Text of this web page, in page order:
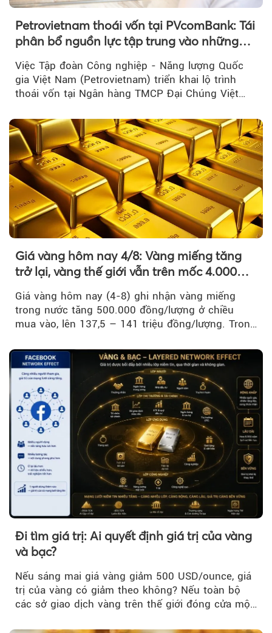
Petrovietnam thoái vốn tại PVcomBank: Tái
phân bổ nguồn lực tập trung vào những
Việc Tập đoàn Công nghiệp - Năng lượng Quốc
gia Việt Nam (Petrovietnam) triển khai lộ trình
thoái vốn tại Ngân hàng TMCP Đại Chúng Việt
Giá vàng hôm nay 4/8: Vàng miếng tăng
trở lại, vàng thế giới vẫn trên mốc 4.000
Giá vàng hôm nay (4-8) ghi nhận vàng miếng
trong nước tăng 500.000 đồng/lượng ở chiều
mua vào, lên 137,5 – 141 triệu đồng/lượng. Trong
trì trên ngưỡng 4.000 USD/ounce.
Đi tìm giá trị: Ai quyết định giá trị của vàng
và bạc?
Nếu sáng mai giá vàng giảm 500 USD/ounce, giá
trị của vàng có giảm theo không? Nếu toàn bộ
các sở giao dịch vàng trên thế giới đóng cửa một